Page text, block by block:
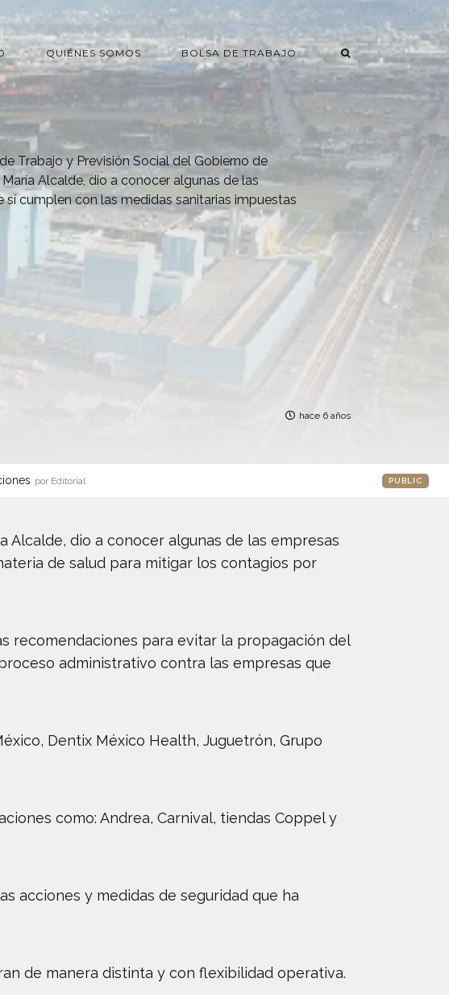
QUIÉNES SOMOS BOLSA DE TRABAJO
Trabajo y Previsión Social del Gobierno de
Alcalde, dio a conocer algunas de las
sí cumplen con las medidas sanitarias impuestas
hace 6 años
por Editorial PUBLIC
Alcalde, dio a conocer algunas de las empresas
de salud para mitigar los contagios por
recomendaciones para evitar la propagación del
administrativo contra las empresas que
Dentix México Health, Juguetrón, Grupo
como: Andrea, Carnival, tiendas Coppel y
acciones y medidas de seguridad que ha
de manera distinta y con flexibilidad operativa.